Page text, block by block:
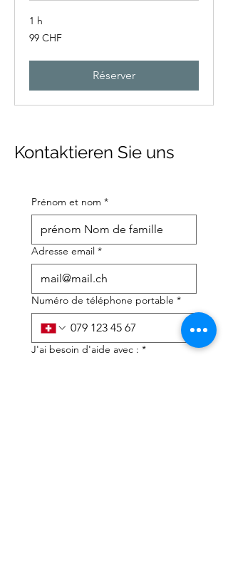
1 h
99
francs
99 CHF
Réserver
Kontaktieren Sie uns
Prénom et nom *
Adresse email *
Numéro de téléphone portable *
J'ai besoin d'aide avec : *